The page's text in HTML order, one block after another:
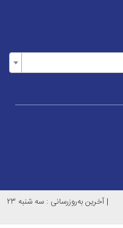
|
آخرین به‌روزرسانی : سه شنبه ۲۳